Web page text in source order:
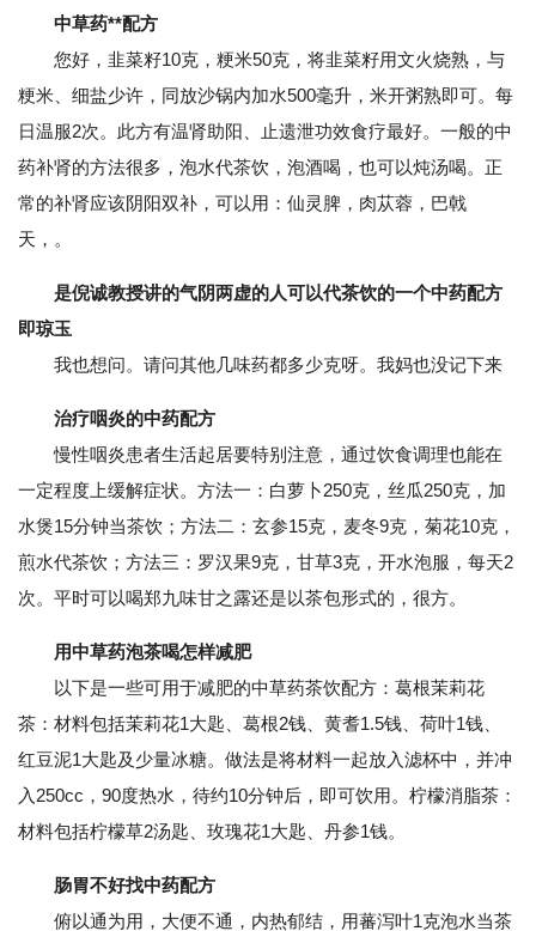
中草药**配方
您好，韭菜籽10克，粳米50克，将韭菜籽用文火烧熟，与
粳米、细盐少许，同放沙锅内加水500毫升，米开粥熟即可。每
日温服2次。此方有温肾助阳、止遗泄功效食疗最好。一般的中
药补肾的方法很多，泡水代茶饮，泡酒喝，也可以炖汤喝。正
常的补肾应该阴阳双补，可以用：仙灵脾，肉苁蓉，巴戟
天，。
是倪诚教授讲的气阴两虚的人可以代茶饮的一个中药配方
即琼玉
我也想问。请问其他几味药都多少克呀。我妈也没记下来
治疗咽炎的中药配方
慢性咽炎患者生活起居要特别注意，通过饮食调理也能在
一定程度上缓解症状。方法一：白萝卜250克，丝瓜250克，加
水煲15分钟当茶饮；方法二：玄参15克，麦冬9克，菊花10克，
煎水代茶饮；方法三：罗汉果9克，甘草3克，开水泡服，每天2
次。平时可以喝郑九味甘之露还是以茶包形式的，很方。
用中草药泡茶喝怎样减肥
以下是一些可用于减肥的中草药茶饮配方：葛根茉莉花
茶：材料包括茉莉花1大匙、葛根2钱、黄耆1.5钱、荷叶1钱、
红豆泥1大匙及少量冰糖。做法是将材料一起放入滤杯中，并冲
入250cc，90度热水，待约10分钟后，即可饮用。柠檬消脂茶：
材料包括柠檬草2汤匙、玫瑰花1大匙、丹参1钱。
肠胃不好找中药配方
俯以通为用，大便不通，内热郁结，用蕃泻叶1克泡水当茶